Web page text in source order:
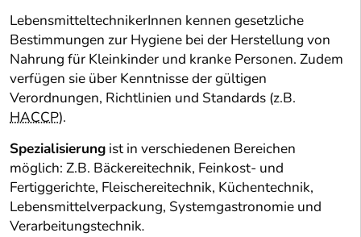
LebensmitteltechnikerInnen kennen gesetzliche
Bestimmungen zur Hygiene bei der Herstellung von
Nahrung für Kleinkinder und kranke Personen. Zudem
verfügen sie über Kenntnisse der gültigen
Verordnungen, Richtlinien und Standards (z.B.
HACCP).
Spezialisierung ist in verschiedenen Bereichen
möglich: Z.B. Bäckereitechnik, Feinkost- und
Fertiggerichte, Fleischereitechnik, Küchentechnik,
Lebensmittelverpackung, Systemgastronomie und
Verarbeitungstechnik.